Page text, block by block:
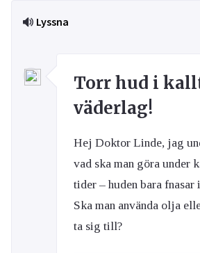
Lyssna
Torr hud i
väderlag!
Hej Doktor Linde, jag
vad ska man göra under
tider – huden bara fnasar
Ska man använda olja
ta sig till?